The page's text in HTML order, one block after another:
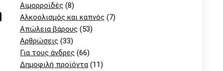
Αιμορροϊδές (8)
Αλκοολισμός και καπνός (7)
Απώλεια βάρους (53)
Αρθρώσεις (33)
Για τους άνδρες (66)
Δημοφιλή προϊόντα (11)